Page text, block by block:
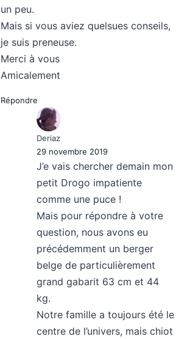
un peu.
Mais si vous aviez quelsues conseils,
je suis preneuse.
Merci à vous
Amicalement
Répondre
Deriaz
29 novembre 2019
J’e vais chercher demain mon
petit Drogo impatiente
comme une puce !
Mais pour répondre à votre
question, nous avons eu
précédemment un berger
belge de particulièrement
grand gabarit 63 cm et 44
kg.
Notre famille a toujours été le
centre de l’univers, mais chiot